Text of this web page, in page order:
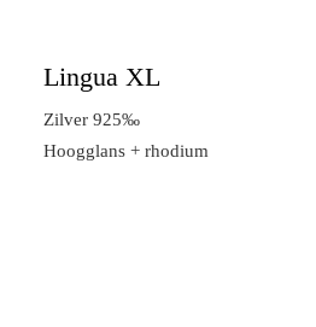
Lingua XL
Zilver 925‰
Hoogglans + rhodium